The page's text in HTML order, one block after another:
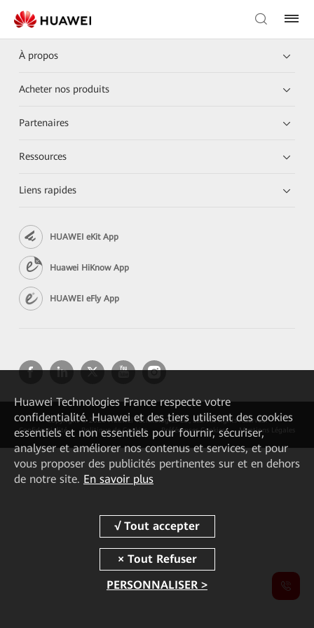
À propos
Acheter nos produits
Partenaires
Ressources
Liens rapides
HUAWEI eKit App
Huawei HiKnow App
HUAWEI eFly App
Copyright © 2026 Huawei Technologies Co., Ltd. All rights reserved.
Confidentialité
Politique de Cookies Préférences Cookies Mentions Légales
Huawei Technologies Francerespecte votre
confidentialité. Huawei et des tiers utilisent des cookies
essentiels et non essentiels pour fournir, sécuriser,
analyser et améliorer nos contenus et services, et pour
vous proposer des publicités pertinentes sur et en dehors
de notre site. En savoir plus
PERSONNALISER >